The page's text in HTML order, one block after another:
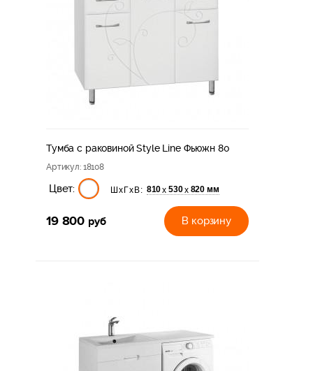
Тумба с раковиной Style Line Фьюжн 80
Артикул: 18108
Цвет: ШхГхВ: 810х 530х 820 мм
19 800 руб В корзину